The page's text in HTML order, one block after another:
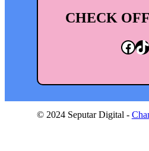
CHECK
Facebook TikTok
© 2024 Seputar Digital -